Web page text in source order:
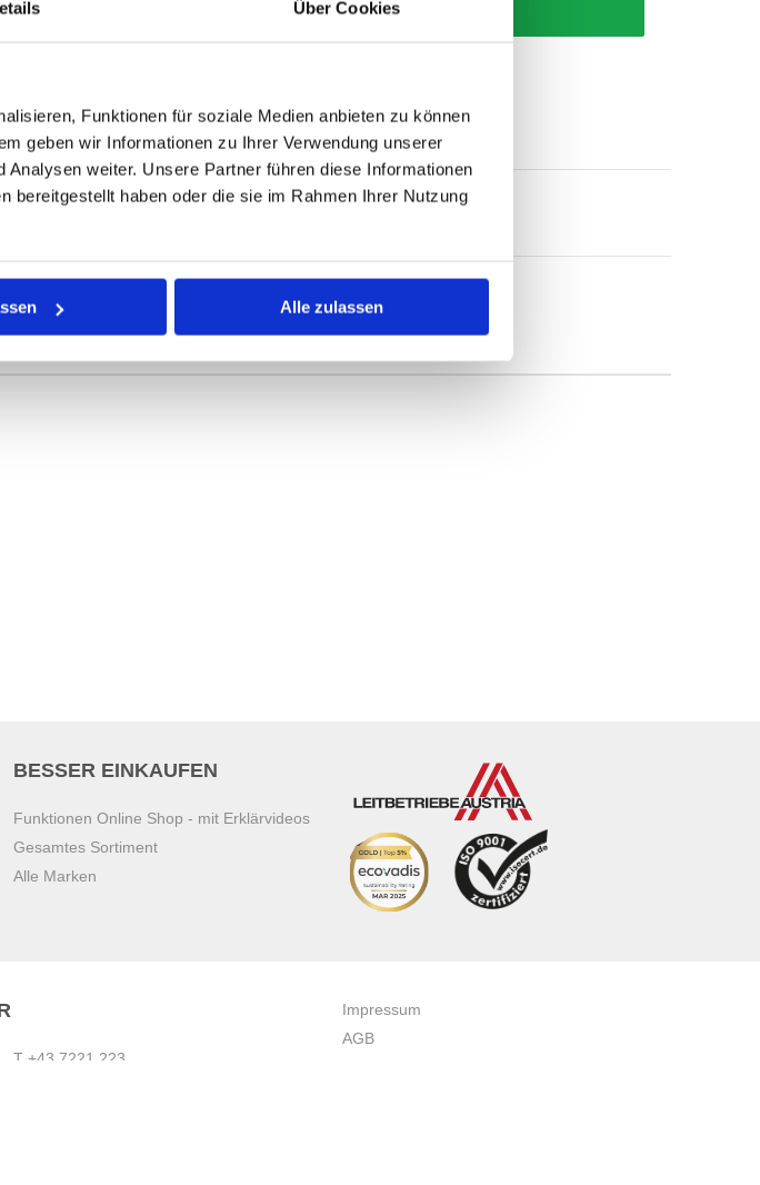
Über Cookies
Funktionen für soziale Medien anbieten zu können
geben wir Informationen zu Ihrer Verwendung unserer
weiter. Unsere Partner führen diese Informationen
bereitgestellt haben oder die sie im Rahmen Ihrer Nutzung
Alle zulassen
BESSER EINKAUFEN
Funktionen Online Shop - mit Erklärvideos
Gesamtes Sortiment
Alle Marken
T +43 7221 223
Impressum
AGB